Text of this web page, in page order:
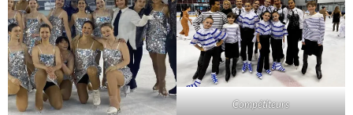
Compétiteurs